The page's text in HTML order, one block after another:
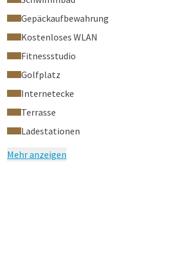
Gepäckaufbewahrung
Kostenloses WLAN
Fitnessstudio
Golfplatz
Internetecke
Terrasse
Ladestationen
Mehr anzeigen